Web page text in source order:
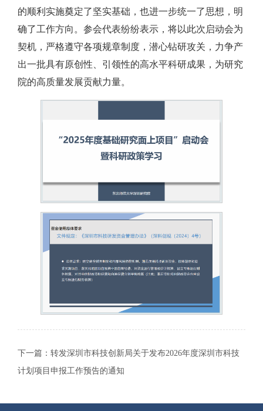
的顺利实施奠定了坚实基础，也进一步统一了思想，明
确了工作方向。参会代表纷纷表示，将以此次启动会为
契机，严格遵守各项规章制度，潜心钻研攻关，力争产
出一批具有原创性、引领性的高水平科研成果，为研究
院的高质量发展贡献力量。
下一篇： 转发深圳市科技创新局关于发布2026年度深圳市科技
计划项目申报工作预告的通知